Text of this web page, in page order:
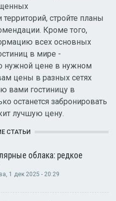
стройте планы
Кроме того,
всех основных
в мире -
нужной цене в нужном
цены в разных сетях
вами гостиницу в
останется забронировать
лучшую цену.
СТАТЬИ
облака: редкое
, 1 дек 2025 - 20:29